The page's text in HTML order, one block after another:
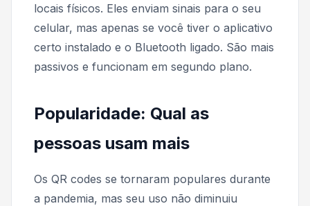
locais físicos. Eles enviam sinais para o seu
celular, mas apenas se você tiver o aplicativo
certo instalado e o Bluetooth ligado. São mais
passivos e funcionam em segundo plano.
Popularidade: Qual as
pessoas usam mais
Os QR codes se tornaram populares durante
a pandemia, mas seu uso não diminuiu